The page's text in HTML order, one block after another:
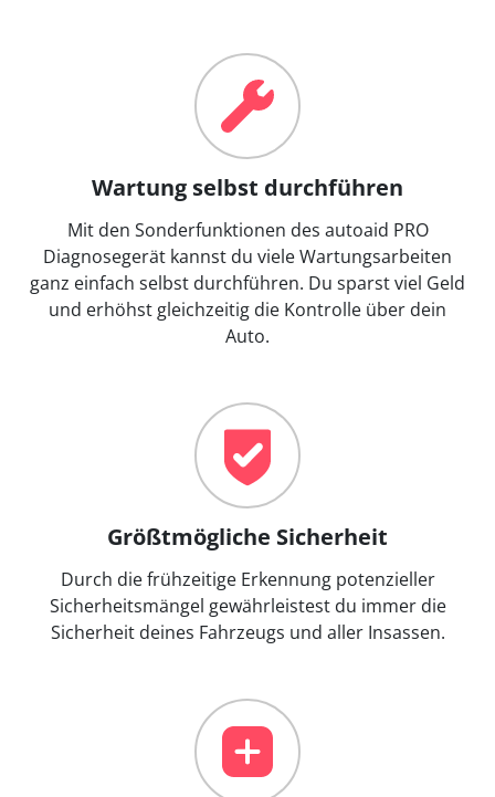
Wartung selbst durchführen
Mit den Sonderfunktionen des autoaid PRO
Diagnosegerät kannst du viele Wartungsarbeiten
ganz einfach selbst durchführen. Du sparst viel Geld
und erhöhst gleichzeitig die Kontrolle über dein
Auto.
Größtmögliche Sicherheit
Durch die frühzeitige Erkennung potenzieller
Sicherheitsmängel gewährleistest du immer die
Sicherheit deines Fahrzeugs und aller Insassen.